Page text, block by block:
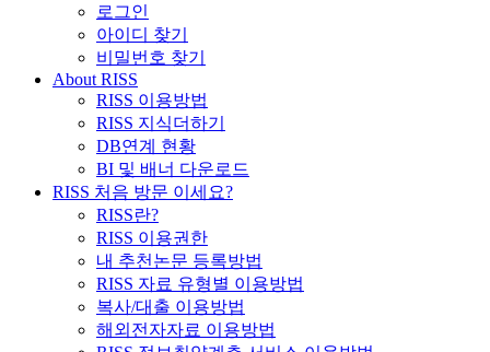
로그인
아이디 찾기
비밀번호 찾기
About RISS
RISS 이용방법
RISS 지식더하기
DB연계 현황
BI 및 배너 다운로드
RISS 처음 방문 이세요?
RISS란?
RISS 이용권한
내 추천논문 등록방법
RISS 자료 유형별 이용방법
복사/대출 이용방법
해외전자자료 이용방법